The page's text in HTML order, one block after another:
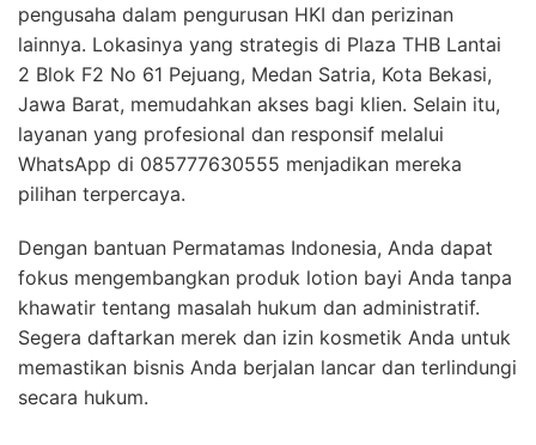
pengusaha dalam pengurusan HKI dan perizinan
lainnya. Lokasinya yang strategis di Plaza THB Lantai
2 Blok F2 No 61 Pejuang, Medan Satria, Kota Bekasi,
Jawa Barat, memudahkan akses bagi klien. Selain itu,
layanan yang profesional dan responsif melalui
WhatsApp di 085777630555 menjadikan mereka
pilihan terpercaya.
Dengan bantuan Permatamas Indonesia, Anda dapat
fokus mengembangkan produk lotion bayi Anda tanpa
khawatir tentang masalah hukum dan administratif.
Segera daftarkan merek dan izin kosmetik Anda untuk
memastikan bisnis Anda berjalan lancar dan terlindungi
secara hukum.